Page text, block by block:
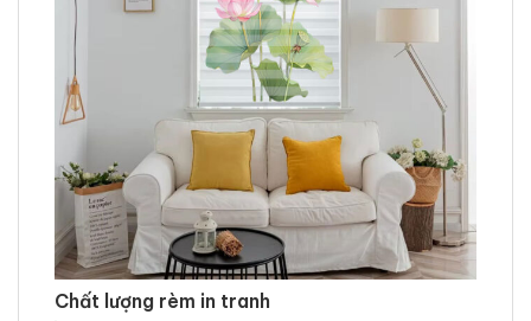
Chất lượng rèm in tranh